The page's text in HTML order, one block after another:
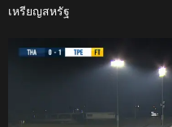
เหรียญสหรัฐ